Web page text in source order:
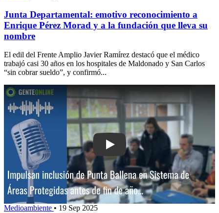
Junta Departamental: emotivo reconocimiento a
Enrique Pérez Morad y a la fundación que lleva su
nombre
El edil del Frente Amplio Javier Ramírez destacó que el médico
trabajó casi 30 años en los hospitales de Maldonado y San Carlos
“sin cobrar sueldo”, y confirmó...
Play: Impulsan propuesta para incluir
Medioambiente • 19 Sep 2025